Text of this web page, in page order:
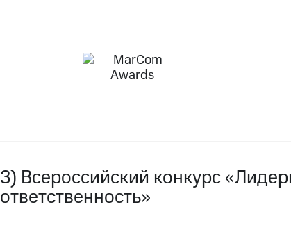
3) Всероссийский конкурс
ответственность»